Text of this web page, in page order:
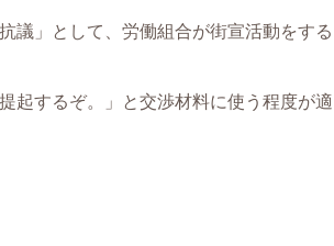
議」として、労働組合が街宣活動をする
起するぞ。」と交渉材料に使う程度が適